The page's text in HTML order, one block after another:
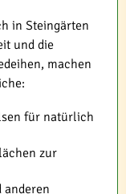
in Steingärten
und die
machen
für natürlich
zur
anderen